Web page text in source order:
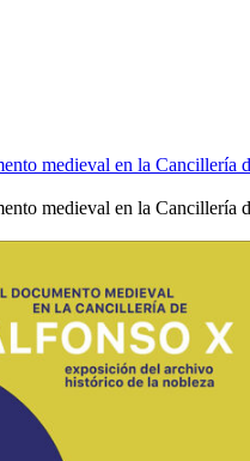
medieval en la Cancillería
medieval en la Cancillería